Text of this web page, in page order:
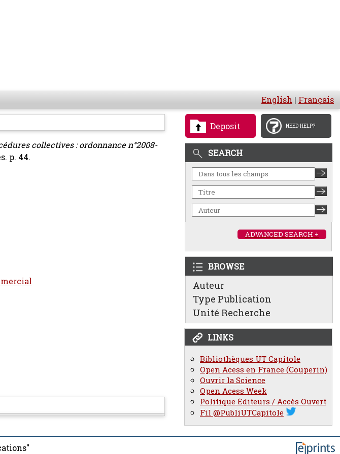
English | Français
Deposit NEED HELP?
SEARCH
ADVANCED SEARCH +
BROWSE
Auteur
Type Publication
Unité Recherche
LINKS
Bibliothèques UT Capitole
Open Acess en France (Couperin)
Ouvrir la Science
Open Acess Week
Politique Éditeurs / Accès Ouvert
Fil @PubliUTCapitole
collectives : ordonnance n°2008-
p. 44.